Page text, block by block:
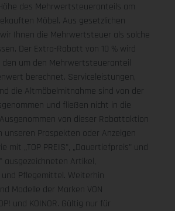
des Mehrwertsteueranteils am
Möbel. Aus gesetzlichen
Ihnen die Mehrwertsteuer als solche
Der Extra-Rabatt von 10 % wird
den um den Mehrwertsteueranteil
berechnet. Serviceleistungen,
die Altmöbelmitnahme sind von der
und fließen nicht in die
von dieser Rabattaktion
unseren Prospekten oder Anzeigen
mit „TOP PREIS", „Dauertiefpreis" und
ausgezeichneten Artikel,
Pflegemittel. Weiterhin
Modelle der Marken VON
und KOINOR. Gültig nur für